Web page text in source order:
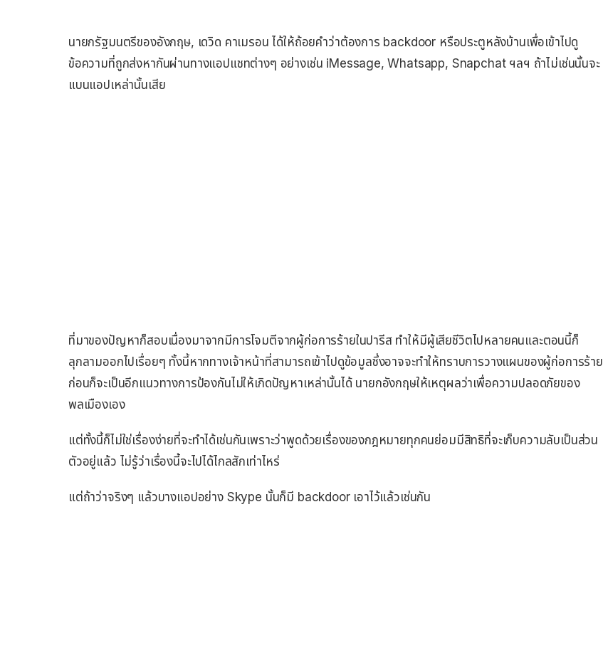
นายกรัฐมนตรีของอังกฤษ, เดวิด คาเมรอน ได้ให้ถ้อยคำว่าต้องการ backdoor หรือประตูหลังบ้านเพื่อเข้าไปดู
ข้อความที่ถูกส่งหากันผ่านทางแอปแชทต่างๆ อย่างเช่น iMessage, Whatsapp, Snapchat ฯลฯ ถ้าไม่เช่นนั้นจะ
แบนแอปเหล่านั้นเสีย
ที่มาของปัญหาก็สอบเนื่องมาจากมีการโจมตีจากผู้ก่อการร้ายในปารีส ทำให้มีผู้เสียชีวิตไปหลายคนและตอนนี้ก็
ลุกลามออกไปเรื่อยๆ ทั้งนี้หากทางเจ้าหน้าที่สามารถเข้าไปดูข้อมูลซึ่งอาจจะทำให้ทราบการวางแผนของผู้ก่อการร้าย
ก่อนก็จะเป็นอีกแนวทางการป้องกันไม่ให้เกิดปัญหาเหล่านั้นได้ นายกอังกฤษให้เหตุผลว่าเพื่อความปลอดภัยของ
พลเมืองเอง
แต่ทั้งนี้ก็ไม่ใช่เรื่องง่ายที่จะทำได้เช่นกันเพราะว่าพูดด้วยเรื่องของกฎหมายทุกคนย่อมมีสิทธิที่จะเก็บความลับเป็นส่วน
ตัวอยู่แล้ว ไม่รู้ว่าเรื่องนี้จะไปได้ไกลสักเท่าไหร่
แต่ถ้าว่าจริงๆ แล้วบางแอปอย่าง Skype นั้นก็มี backdoor เอาไว้แล้วเช่นกัน